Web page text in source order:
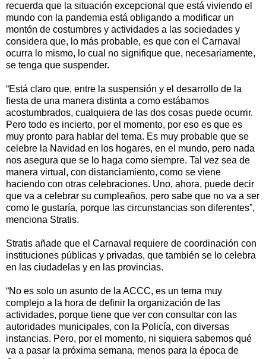
recuerda que la situación excepcional que está viviendo el
mundo con la pandemia está obligando a modificar un
montón de costumbres y actividades a las sociedades y
considera que, lo más probable, es que con el Carnaval
ocurra lo mismo, lo cual no signifique que, necesariamente,
se tenga que suspender.
“Está claro que, entre la suspensión y el desarrollo de la
fiesta de una manera distinta a como estábamos
acostumbrados, cualquiera de las dos cosas puede ocurrir.
Pero todo es incierto, por el momento, por eso es que es
muy pronto para hablar del tema. Es muy probable que se
celebre la Navidad en los hogares, en el mundo, pero nada
nos asegura que se lo haga como siempre. Tal vez sea de
manera virtual, con distanciamiento, como se viene
haciendo con otras celebraciones. Uno, ahora, puede decir
que va a celebrar su cumpleaños, pero sabe que no va a ser
como le gustaría, porque las circunstancias son diferentes”,
menciona Stratis.
Stratis añade que el Carnaval requiere de coordinación con
instituciones públicas y privadas, que también se lo celebra
en las ciudadelas y en las provincias.
“No es solo un asunto de la ACCC, es un tema muy
complejo a la hora de definir la organización de las
actividades, porque tiene que ver con consultar con las
autoridades municipales, con la Policía, con diversas
instancias. Pero, por el momento, ni siquiera sabemos qué
va a pasar la próxima semana, menos para la época de